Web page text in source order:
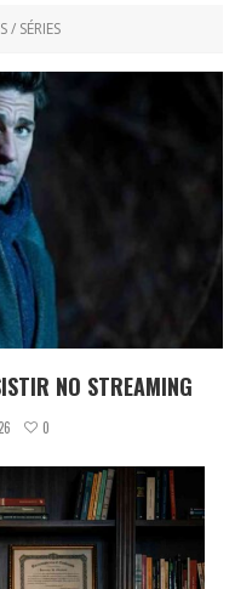
/ SÉRIES
NO STREAMING
0